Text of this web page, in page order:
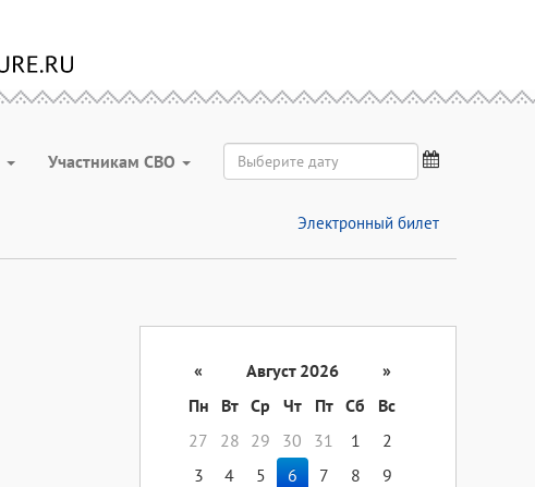
Участникам СВО
Электронный билет
« Август 2026
»
Пн
Вт Ср Чт Пт Сб
Вс
27
28 29 30 31 1
2
3
4 5 6 7 8
9